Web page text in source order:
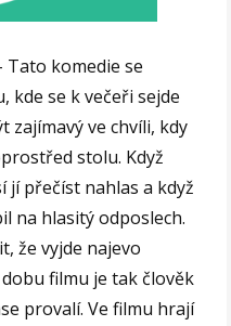
Tato komedie se
kde se k večeři sejde
zajímavý ve chvíli, kdy
stolu. Když
jí přečíst nahlas a když
na hlasitý odposlech.
že vyjde najevo
filmu je tak člověk
provalí. Ve filmu hrají